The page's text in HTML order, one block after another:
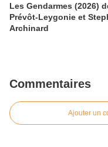
Les Gendarmes (2026)
Prévôt-Leygonie et
Archinard
Commentaires
Ajouter un